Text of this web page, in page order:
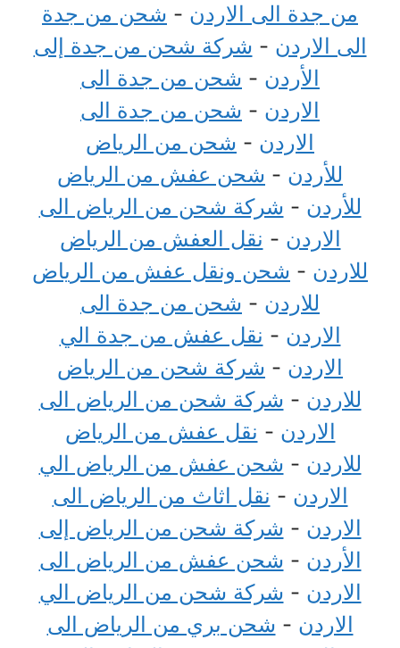
من جدة الى الاردن - شحن من جدة
الى الاردن - شركة شحن من جدة إلى
الأردن - شحن من جدة الى
الاردن - شحن من جدة الى
الاردن - شحن من الرياض
للأردن - شحن عفش من الرياض
للأردن - شركة شحن من الرياض الى
الاردن - نقل العفش من الرياض
للاردن - شحن ونقل عفش من الرياض
للاردن - شحن من جدة الى
الاردن - نقل عفش من جدة الي
الاردن - شركة شحن من الرياض
للاردن - شركة شحن من الرياض الى
الاردن - نقل عفش من الرياض
للاردن - شحن عفش من الرياض الي
الاردن - نقل اثاث من الرياض الى
الاردن - شركة شحن من الرياض إلى
الأردن - شحن عفش من الرياض الى
الاردن - شركة شحن من الرياض الي
الاردن - شحن بري من الرياض الى